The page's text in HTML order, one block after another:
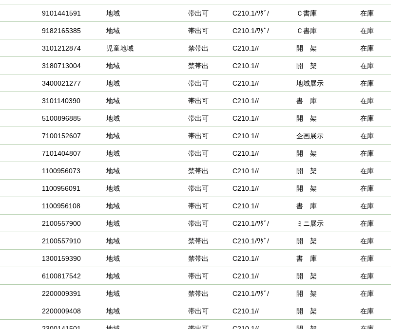
9101441591 地域 帯出可 C210.1/ﾜﾀﾞ/ Ｃ書庫 在庫
9182165385 地域 帯出可 C210.1/ﾜﾀﾞ/ Ｃ書庫 在庫
3101212874 児童地域 禁帯出 C210.1// 開 架 在庫
3180713004 地域 禁帯出 C210.1// 開 架 在庫
3400021277 地域 帯出可 C210.1// 地域展示 在庫
3101140390 地域 帯出可 C210.1// 書 庫 在庫
5100896885 地域 帯出可 C210.1// 開 架 在庫
7100152607 地域 帯出可 C210.1// 企画展示 在庫
7101404807 地域 帯出可 C210.1// 開 架 在庫
1100956073 地域 禁帯出 C210.1// 開 架 在庫
1100956091 地域 帯出可 C210.1// 開 架 在庫
1100956108 地域 帯出可 C210.1// 書 庫 在庫
2100557900 地域 帯出可 C210.1/ﾜﾀﾞ/ ミニ展示 在庫
2100557910 地域 禁帯出 C210.1/ﾜﾀﾞ/ 開 架 在庫
1300159390 地域 禁帯出 C210.1// 書 庫 在庫
6100817542 地域 帯出可 C210.1// 開 架 在庫
2200009391 地域 禁帯出 C210.1/ﾜﾀﾞ/ 開 架 在庫
2200009408 地域 帯出可 C210.1// 開 架 在庫